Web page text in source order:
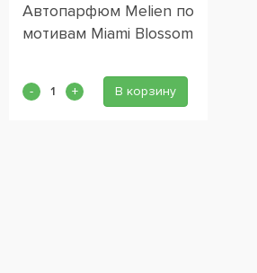
Автопарфюм Melien по
мотивам Miami Blossom
В корзину